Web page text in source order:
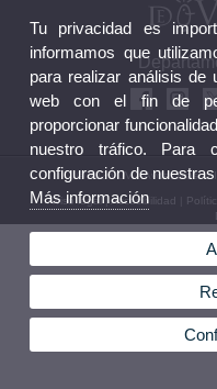
© 2026 UV. - Avda.
Aviso legal|Accesibilidad
Tu privacidad es
informamos que
para realizar análisis de
web con el fin de
proporcionar
nuestro tráfico. Para
configuración de
Más información